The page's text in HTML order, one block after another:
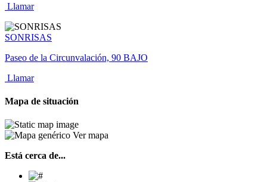
Llamar
SONRISAS
Paseo de la Circunvalación, 90 BAJO
Llamar
Mapa de situación
Ver mapa
Está cerca de...